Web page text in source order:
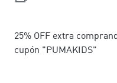
25% OFF extra
cupón "PUMAKIDS"